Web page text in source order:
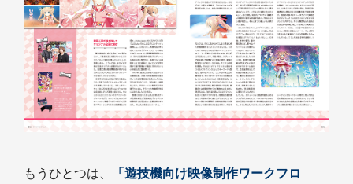
もうひとつは、
「遊技機向け映像制作ワークフロ